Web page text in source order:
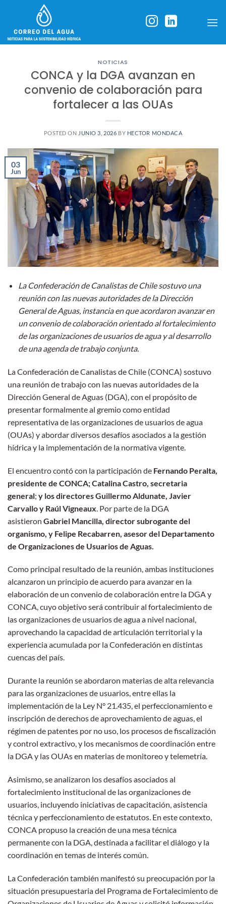
content
NOTICIAS
CONCA y la DGA avanzan en
convenio de colaboración para
fortalecer a las OUAs
POSTED ON JUNIO 3, 2026 BY HECTOR MONDACA
03
Jun
La Confederación de Canalistas de Chile sostuvo una
reunión con las nuevas autoridades de la Dirección
General de Aguas, instancia en que acordaron avanzar en
un convenio de colaboración orientado al fortalecimiento
de las organizaciones de usuarios de agua y al desarrollo
de una agenda de trabajo conjunta.
La Confederación de Canalistas de Chile (CONCA) sostuvo
una reunión de trabajo con las nuevas autoridades de la
Dirección General de Aguas (DGA), con el propósito de
presentar formalmente al gremio como entidad
representativa de las organizaciones de usuarios de agua
(OUAs) y abordar diversos desafíos asociados a la gestión
hídrica y la implementación de la normativa vigente.
El encuentro contó con la participación de Fernando Peralta,
presidente de CONCA; Catalina Castro, secretaria
general; y los directores Guillermo Aldunate, Javier
Carvallo y Raúl Vigneaux . Por parte de la DGA
asistieron Gabriel Mancilla, director subrogante del
organismo, y Felipe Recabarren, asesor del Departamento
de Organizaciones de Usuarios de Aguas.
Como principal resultado de la reunión, ambas instituciones
alcanzaron un principio de acuerdo para avanzar en la
elaboración de un convenio de colaboración entre la DGA y
CONCA, cuyo objetivo será contribuir al fortalecimiento de
las organizaciones de usuarios de agua a nivel nacional,
aprovechando la capacidad de articulación territorial y la
experiencia acumulada por la Confederación en distintas
cuencas del país.
Durante la reunión se abordaron materias de alta relevancia
para las organizaciones de usuarios, entre ellas la
implementación de la Ley N° 21.435, el perfeccionamiento e
inscripción de derechos de aprovechamiento de aguas, el
régimen de patentes por no uso, los procesos de fiscalización
y control extractivo, y los mecanismos de coordinación entre
la DGA y las OUAs en materias de monitoreo y telemetría.
Asimismo, se analizaron los desafíos asociados al
fortalecimiento institucional de las organizaciones de
usuarios, incluyendo iniciativas de capacitación, asistencia
técnica y perfeccionamiento de estatutos. En este contexto,
CONCA propuso la creación de una mesa técnica
permanente con la DGA, destinada a facilitar el diálogo y la
coordinación en temas de interés común.
La Confederación también manifestó su preocupación por la
situación presupuestaria del Programa de Fortalecimiento de